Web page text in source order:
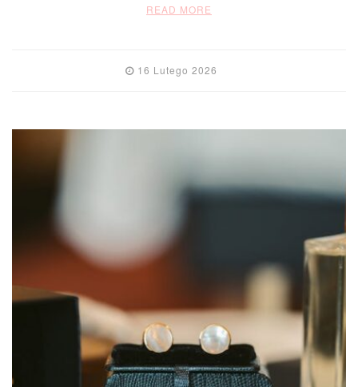
READ MORE
16 Lutego 2026